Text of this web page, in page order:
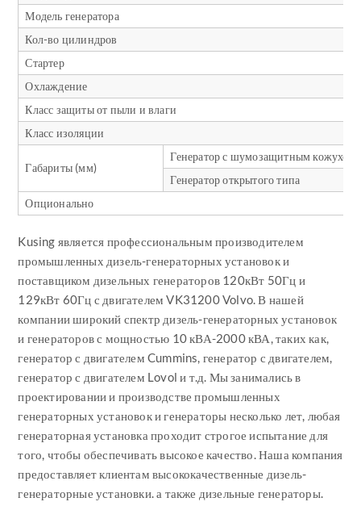
Модель генератора
Кол-во цилиндров
Стартер
Охлаждение
Класс защиты от пыли и влаги
Класс изоляции
Габариты (мм)
Генератор с шумозащитным кожухом
Генератор открытого типа
Опционально
Kusing является профессиональным производителем
промышленных дизель-генераторных установок и
поставщиком дизельных генераторов 120кВт 50Гц и
129кВт 60Гц с двигателем VK31200 Volvo. В нашей
компании широкий спектр дизель-генераторных установок
и генераторов с мощностью 10 кВА-2000 кВА, таких как,
генератор с двигателем Cummins, генератор с двигателем,
генератор с двигателем Lovol и т.д. Мы занимались в
проектировании и производстве промышленных
генераторных установок и генераторы несколько лет, любая
генераторная установка проходит строгое испытание для
того, чтобы обеспечивать высокое качество. Наша компания
предоставляет клиентам высококачественные дизель-
генераторные установки. а также дизельные генераторы.